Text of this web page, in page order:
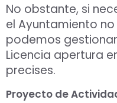
No obstante, si
el Ayuntamiento
podemos
Licencia apertura
precises.
Proyecto de